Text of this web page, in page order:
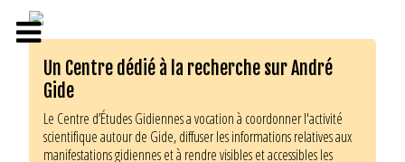
Un Centre dédié à la recherche sur André
Gide
Le Centre d’Études Gidiennes a vocation à coordonner l'activité
scientifique autour de Gide, diffuser les informations relatives aux
manifestations gidiennes et à rendre visibles et accessibles les